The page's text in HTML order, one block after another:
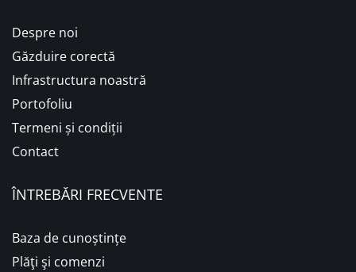
Despre noi
Găzduire corectă
Infrastructura noastră
Portofoliu
Termeni și condiții
Contact
ÎNTREBĂRI FRECVENTE
Baza de cunoștințe
Plăţi şi comenzi